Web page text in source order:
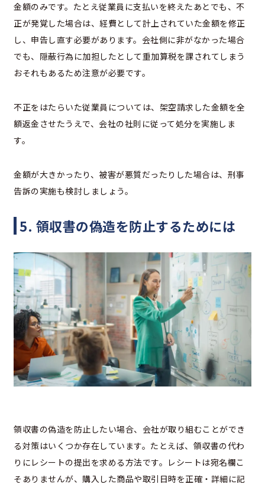
金額のみです。たとえ従業員に支払いを終えたあとでも、不
正が発覚した場合は、経費として計上されていた金額を修正
し、申告し直す必要があります。会社側に非がなかった場合
でも、隠蔽行為に加担したとして重加算税を課されてしまう
おそれもあるため注意が必要です。
不正をはたらいた従業員については、架空請求した金額を全
額返金させたうえで、会社の社則に従って処分を実施しま
す。
金額が大きかったり、被害が悪質だったりした場合は、刑事
告訴の実施も検討しましょう。
5. 領収書の偽造を防止するためには
領収書の偽造を防止したい場合、会社が取り組むことができ
る対策はいくつか存在しています。たとえば、領収書の代わ
りにレシートの提出を求める方法です。レシートは宛名欄こ
そありませんが、購入した商品や取引日時を正確・詳細に記